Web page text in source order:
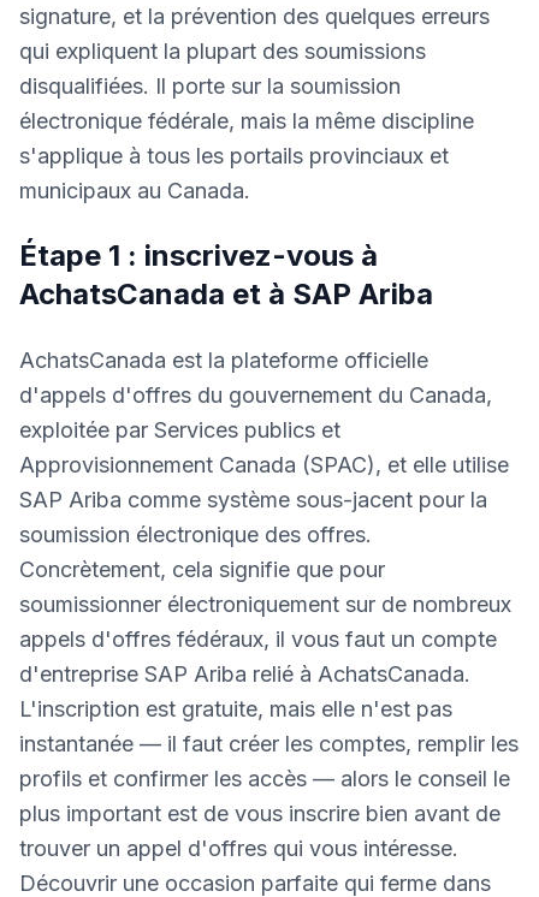
signature, et la prévention des quelques erreurs
qui expliquent la plupart des soumissions
disqualifiées. Il porte sur la soumission
électronique fédérale, mais la même discipline
s'applique à tous les portails provinciaux et
municipaux au Canada.
Étape 1 : inscrivez-vous à
AchatsCanada et à SAP Ariba
AchatsCanada est la plateforme officielle
d'appels d'offres du gouvernement du Canada,
exploitée par Services publics et
Approvisionnement Canada (SPAC), et elle utilise
SAP Ariba comme système sous-jacent pour la
soumission électronique des offres.
Concrètement, cela signifie que pour
soumissionner électroniquement sur de nombreux
appels d'offres fédéraux, il vous faut un compte
d'entreprise SAP Ariba relié à AchatsCanada.
L'inscription est gratuite, mais elle n'est pas
instantanée — il faut créer les comptes, remplir les
profils et confirmer les accès — alors le conseil le
plus important est de vous inscrire bien avant de
trouver un appel d'offres qui vous intéresse.
Découvrir une occasion parfaite qui ferme dans